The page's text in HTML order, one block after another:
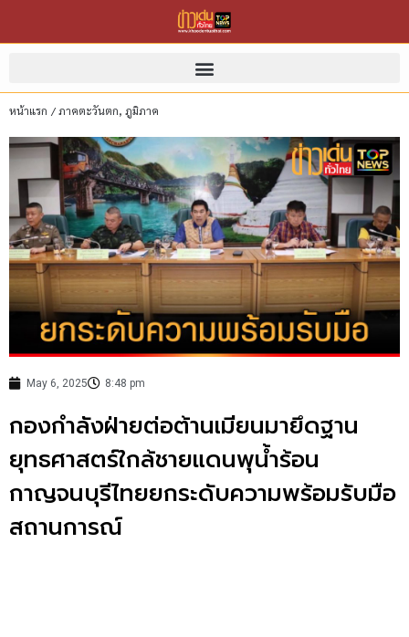
หน้าแรก /ภาคตะวันตก, ภูมิภาค
May 6, 2025 8:48 pm
กองกำลังฝ่ายต่อต้านเมียนมายึดฐาน
ยุทธศาสตร์ใกล้ชายแดนพุน้ำร้อน
กาญจนบุรีไทยยกระดับความพร้อมรับมือ
สถานการณ์